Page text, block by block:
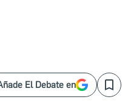
El Debate en Save